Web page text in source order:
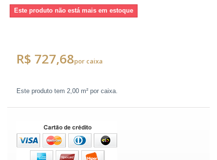
Este produto não está mais em estoque
R$ 727,68por caixa
Este produto tem 2,00 m² por caixa.